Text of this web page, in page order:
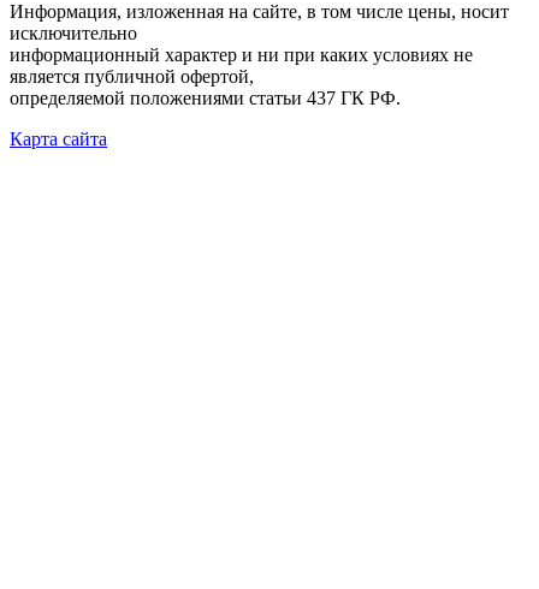
Информация, изложенная на сайте, в том числе цены, носит
исключительно
информационный характер и ни при каких условиях не
является публичной офертой,
определяемой положениями статьи 437 ГК РФ.
Карта сайта